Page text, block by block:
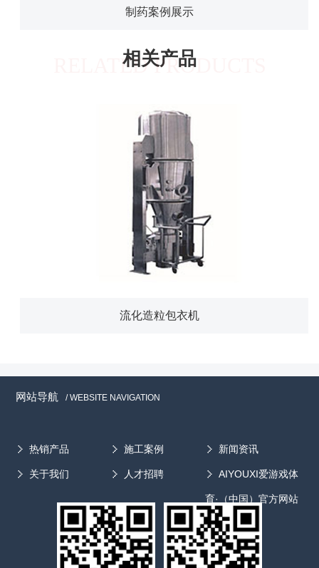
制药案例展示
相关产品
RELATED PRODUCTS
流化造粒包衣机
网站导航 / WEBSITE NAVIGATION
热销产品 施工案例 新闻资讯
关于我们 人才招聘 AIYOUXI爱游戏体
育·（中国）官方网站